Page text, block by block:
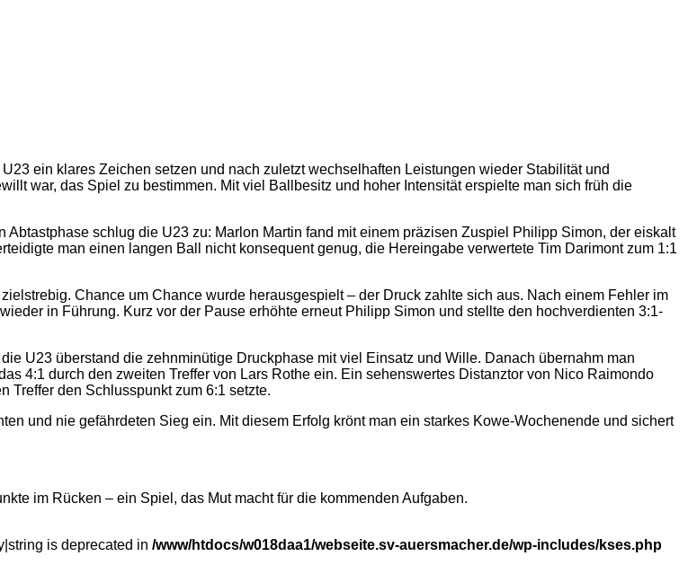
ein klares Zeichen setzen und nach zuletzt wechselhaften Leistungen wieder Stabilität und
war, das Spiel zu bestimmen. Mit viel Ballbesitz und hoher Intensität erspielte man sich früh die
schlug die U23 zu: Marlon Martin fand mit einem präzisen Zuspiel Philipp Simon, der eiskalt
man einen langen Ball nicht konsequent genug, die Hereingabe verwertete Tim Darimont zum 1:1
Chance um Chance wurde herausgespielt – der Druck zahlte sich aus. Nach einem Fehler im
in Führung. Kurz vor der Pause erhöhte erneut Philipp Simon und stellte den hochverdienten 3:1-
U23 überstand die zehnminütige Druckphase mit viel Einsatz und Wille. Danach übernahm man
4:1 durch den zweiten Treffer von Lars Rothe ein. Ein sehenswertes Distanztor von Nico Raimondo
Treffer den Schlusspunkt zum 6:1 setzte.
und nie gefährdeten Sieg ein. Mit diesem Erfolg krönt man ein starkes Kowe-Wochenende und sichert
im Rücken – ein Spiel, das Mut macht für die kommenden Aufgaben.
is deprecated in /www/htdocs/w018daa1/webseite.sv-auersmacher.de/wp-includes/kses.php